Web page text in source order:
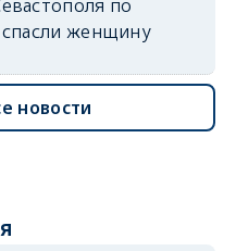
по
спасли женщину
новости